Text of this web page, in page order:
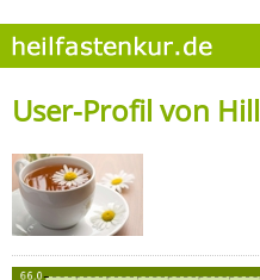
User-Profil von Hill